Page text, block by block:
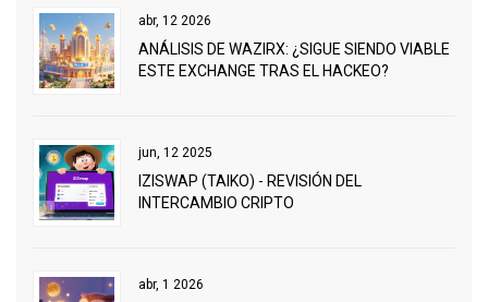
abr, 12 2026
ANÁLISIS DE WAZIRX: ¿SIGUE SIENDO VIABLE
ESTE EXCHANGE TRAS EL HACKEO?
jun, 12 2025
IZISWAP (TAIKO) - REVISIÓN DEL
INTERCAMBIO CRIPTO
abr, 1 2026